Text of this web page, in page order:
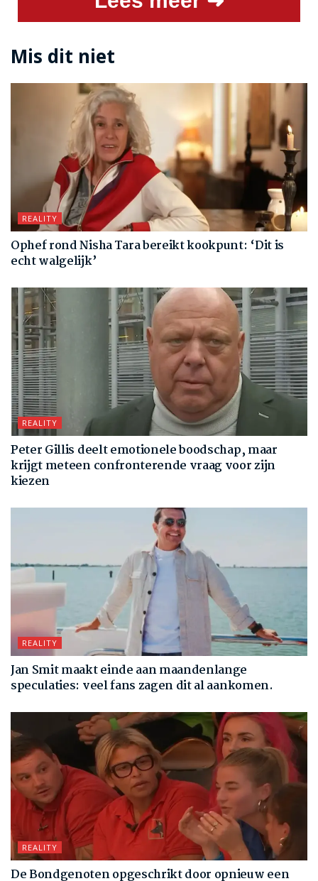
Mis dit niet
REALITY
Ophef rond Nisha Tara bereikt kookpunt: ‘Dit is
echt walgelijk’
REALITY
Peter Gillis deelt emotionele boodschap, maar
krijgt meteen confronterende vraag voor zijn
kiezen
REALITY
Jan Smit maakt einde aan maandenlange
speculaties: veel fans zagen dit al aankomen.
REALITY
De Bondgenoten opgeschrikt door opnieuw een